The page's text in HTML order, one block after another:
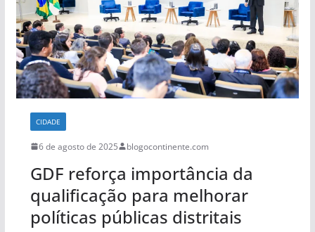
CIDADE
6 de agosto de 2025 blogocontinente.com
GDF reforça importância da
qualificação para melhorar
políticas públicas distritais